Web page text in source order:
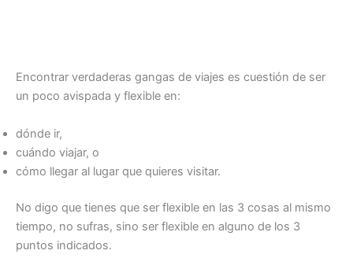
Encontrar verdaderas gangas de viajes es cuestión de ser
un poco avispada y flexible en:
dónde ir,
cuándo viajar, o
cómo llegar al lugar que quieres visitar.
No digo que tienes que ser flexible en las 3 cosas al mismo
tiempo, no sufras, sino ser flexible en alguno de los 3
puntos indicados.